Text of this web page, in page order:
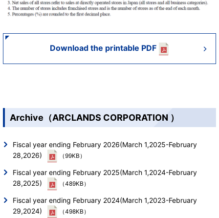
Download the printable PDF
Archive（ARCLANDS CORPORATION ）
Fiscal year ending February 2026(March 1,2025-February
28,2026)
（99KB）
Fiscal year ending February 2025(March 1,2024-February
28,2025)
（489KB）
Fiscal year ending February 2024(March 1,2023-February
29,2024)
（498KB）